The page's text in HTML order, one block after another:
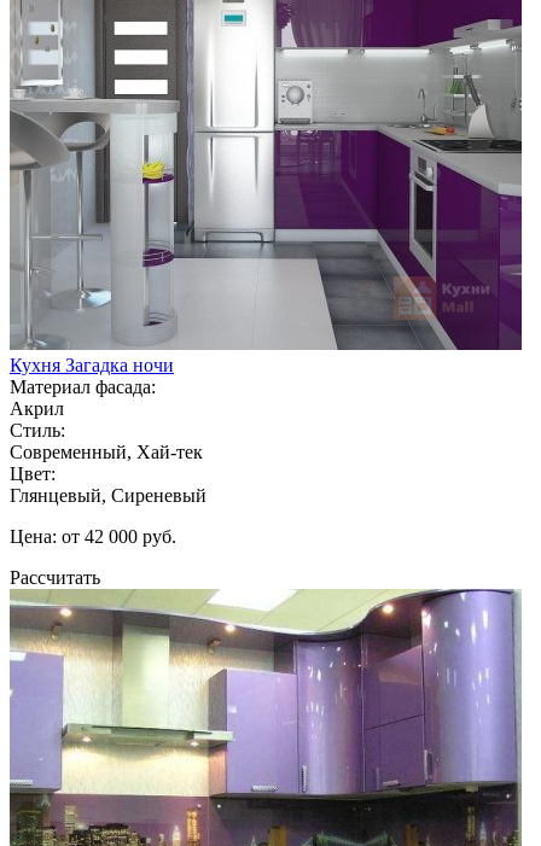
Кухня Загадка ночи
Материал фасада:
Акрил
Стиль:
Современный, Хай-тек
Цвет:
Глянцевый, Сиреневый
Цена: от 42 000 руб.
Рассчитать